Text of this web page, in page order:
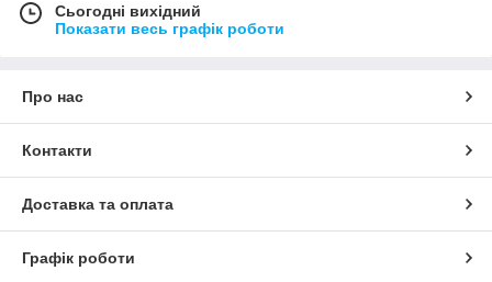
Сьогодні вихідний
Показати весь графік роботи
Про нас
Контакти
Доставка та оплата
Графік роботи